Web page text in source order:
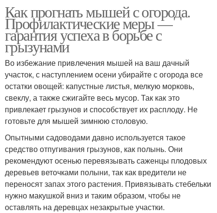
Как прогнать мышей с огорода.
Профилактические меры —
гарантия успеха в борьбе с
грызунами
Во избежание привлечения мышей на ваш дачный
участок, с наступлением осени убирайте с огорода все
остатки овощей: капустные листья, мелкую морковь,
свеклу, а также сжигайте весь мусор. Так как это
привлекает грызунов и способствует их расплоду. Не
готовьте для мышей зимнюю столовую.
Опытными садоводами давно используется такое
средство отпугивания грызунов, как полынь. Они
рекомендуют осенью перевязывать саженцы плодовых
деревьев веточками полыни, так как вредители не
переносят запах этого растения. Привязывать стебельки
нужно макушкой вниз и таким образом, чтобы не
оставлять на деревцах незакрытые участки.